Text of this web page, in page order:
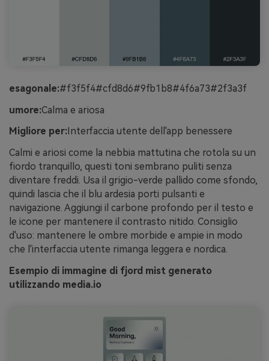
esagonale:#f3f5f4#cfd8d6#9fb1b8#4f6a73#2f3a3f
umore:Calma e ariosa
Migliore per: Interfaccia utente dell'app benessere
Calmi e ariosi come la nebbia mattutina che rotola su un
fiordo tranquillo, questi toni sembrano puliti senza
diventare freddi. Usa il grigio-verde pallido come sfondo,
quindi lascia che il blu ardesia porti pulsanti e
navigazione. Aggiungi il carbone profondo per il testo e
le icone per mantenere il contrasto nitido. Consiglio
d'uso: mantenere le ombre morbide e ampie in modo
che l'interfaccia utente rimanga leggera e nordica.
Esempio di immagine di fjord mist generato
utilizzando media.io